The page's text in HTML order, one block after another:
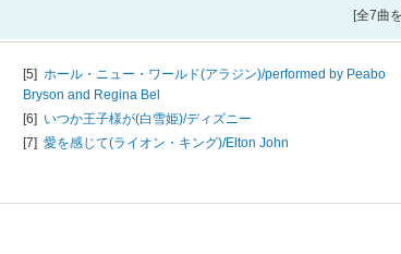
[全7曲
[5] ホール・ニュー・ワールド(アラジン)/performed by Peabo
Bryson and Regina Bel
[6] いつか王子様が(白雪姫)/ディズニー
[7] 愛を感じて(ライオン・キング)/Elton John